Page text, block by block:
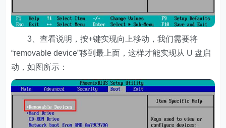
3、查看说明，按+键实现向上移动，我们需要将
“removable device”移到最上面，这样才能实现从 U 盘启
动，如图所示：